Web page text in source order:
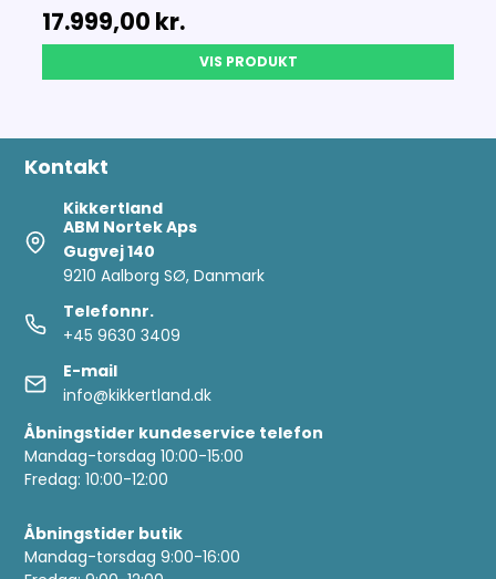
17.999,00 kr.
VIS PRODUKT
Kontakt
Kikkertland
ABM Nortek Aps
Gugvej 140
9210 Aalborg SØ, Danmark
Telefonnr.
+45 9630 3409
E-mail
info@kikkertland.dk
Åbningstider kundeservice telefon
Mandag-torsdag 10:00-15:00
Fredag: 10:00-12:00
Åbningstider butik
Mandag-torsdag 9:00-16:00